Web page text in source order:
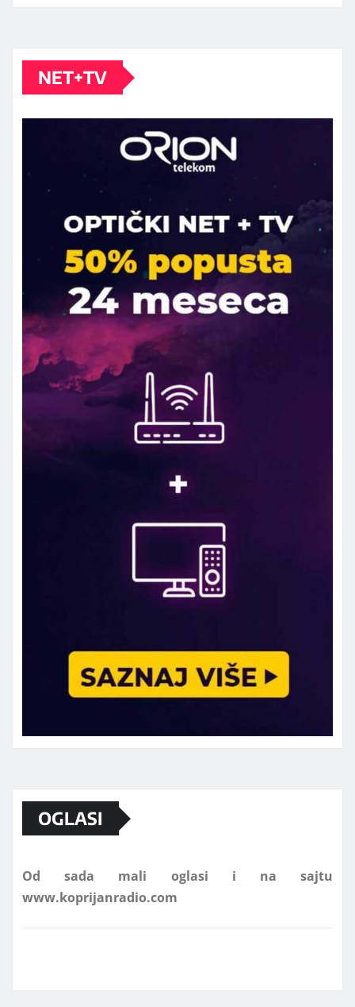
NET+TV
OGLASI
Od sada mali oglasi i na sajtu